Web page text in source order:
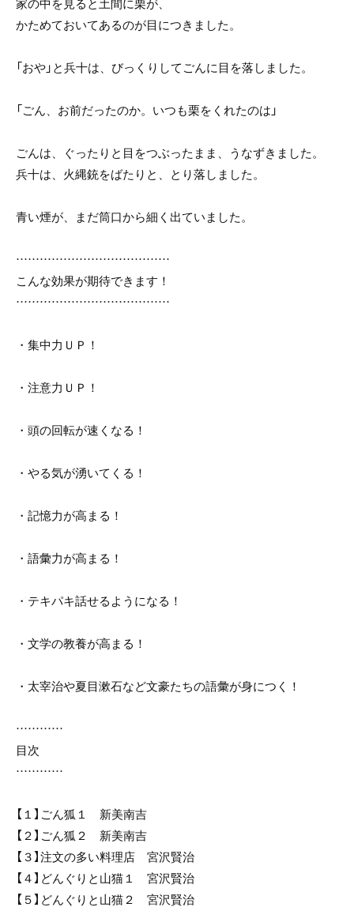
家の中を見ると土間に栗が、
かためておいてあるのが目につきました。
「おや」と兵十は、びっくりしてごんに目を落しました。
「ごん、お前だったのか。いつも栗をくれたのは」
ごんは、ぐったりと目をつぶったまま、うなずきました。
兵十は、火縄銃をばたりと、とり落しました。
青い煙が、まだ筒口から細く出ていました。
…………………………………
こんな効果が期待できます！
…………………………………
・集中力ＵＰ！
・注意力ＵＰ！
・頭の回転が速くなる！
・やる気が湧いてくる！
・記憶力が高まる！
・語彙力が高まる！
・テキパキ話せるようになる！
・文学の教養が高まる！
・太宰治や夏目漱石など文豪たちの語彙が身につく！
…………
目次
…………
【１】ごん狐１ 新美南吉
【２】ごん狐２ 新美南吉
【３】注文の多い料理店 宮沢賢治
【４】どんぐりと山猫１ 宮沢賢治
【５】どんぐりと山猫２ 宮沢賢治